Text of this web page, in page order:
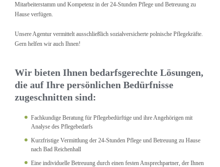
Mitarbeiterstamm und Kompetenz in der 24-Stunden Pflege und Betreuung zu
Hause verfügen.
Unsere Agentur vermittelt ausschließlich sozialversicherte polnische Pflegekräfte.
Gern helfen wir auch Ihnen!
Wir bieten Ihnen bedarfsgerechte Lösungen,
die auf Ihre persönlichen Bedürfnisse
zugeschnitten sind:
Fachkundige Beratung für Pflegebedürftige und ihre Angehörigen mit
Analyse des Pflegebedarfs
Kurzfristige Vermittlung der 24-Stunden Pflege und Betreuung zu Hause
nach Bad Reichenhall
Eine individuelle Betreuung durch einen festen Ansprechpartner, der Ihnen